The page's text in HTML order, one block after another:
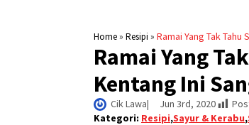
Home» Resipi » Ramai Yang Tak
Ramai Yang
Kentang Ini
Cik Lawa| Jun 3rd, 2020
Kategori: Resipi,Sayur & Kerabu,